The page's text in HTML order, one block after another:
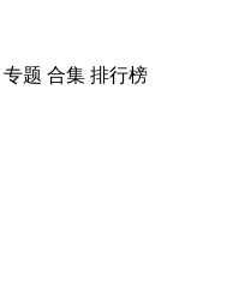
专题 合集 排行榜